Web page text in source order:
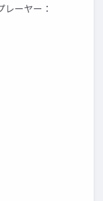
ーヤー：